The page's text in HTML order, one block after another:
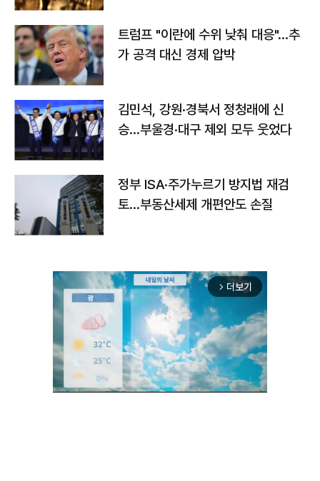
트럼프 "이란에 수위 낮춰 대응"…추
가 공격 대신 경제 압박
김민석, 강원·경북서 정청래에 신
승…부울경·대구 제외 모두 웃었다
정부 ISA·주가누르기 방지법 재검
토…부동산세제 개편안도 손질
arrow_forward_ios 더보기